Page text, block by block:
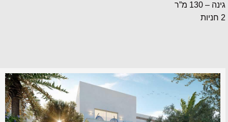
גינה – 130 מ”ר
2 חניות